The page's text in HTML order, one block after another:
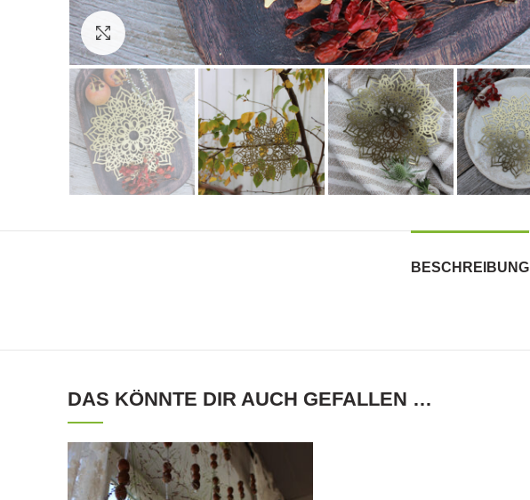
Click to enlarge
BESCHREIBUNG
DAS KÖNNTE DIR AUCH GEFALLEN …